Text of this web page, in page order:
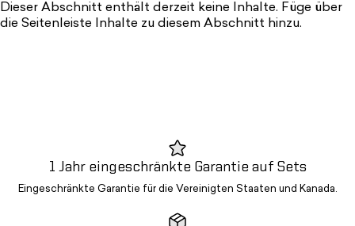
Dieser Abschnitt enthält derzeit keine Inhalte. Füge über
die Seitenleiste Inhalte zu diesem Abschnitt hinzu.
1 Jahr eingeschränkte Garantie auf Sets
Eingeschränkte Garantie für die Vereinigten Staaten und Kanada.